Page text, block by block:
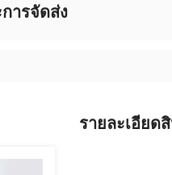
ารจัดส่ง
รายละเอียด